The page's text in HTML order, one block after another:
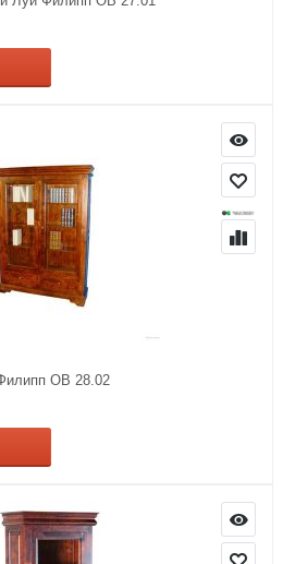
ОВ 28.02